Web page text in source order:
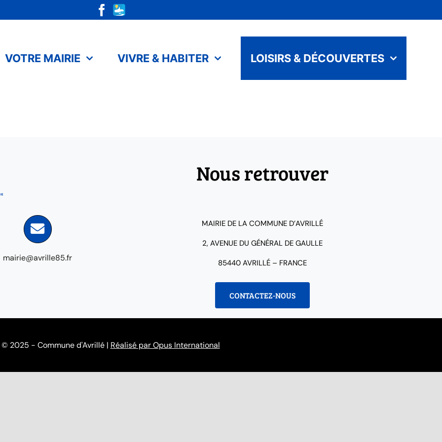
VOTRE MAIRIE VIVRE & HABITER LOISIRS & DÉCOUVERTES
Nous retrouver
mairie@avrille85.fr
MAIRIE DE LA COMMUNE D’AVRILLÉ
2, AVENUE DU GÉNÉRAL DE GAULLE
85440 AVRILLÉ – FRANCE
CONTACTEZ-NOUS
© 2025 - Commune d'Avrillé | Réalisé par Opus International